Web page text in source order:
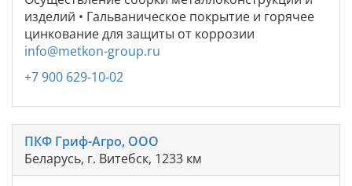
изделий • Гальваническое покрытие и горячее
цинкование для защиты от коррозии
info@metkon-group.ru
+7 900 629-10-02
ПКФ Гриф-Агро, ООО
Беларусь, г. Витебск, 1233 км